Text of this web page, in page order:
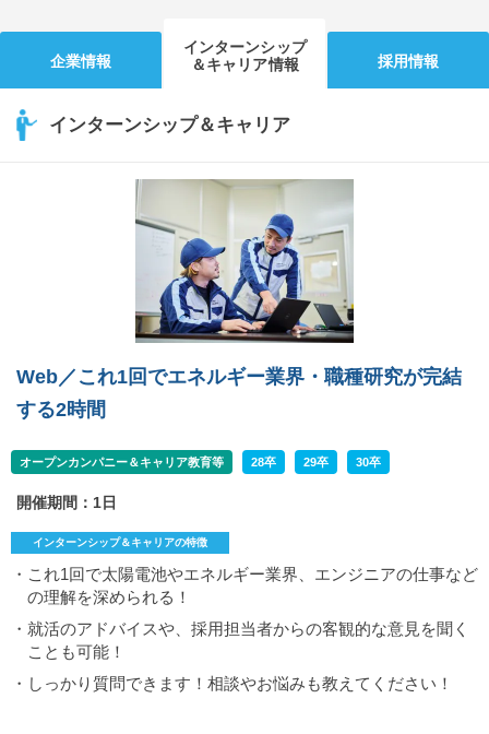
企業情報
インターンシップ
＆キャリア情報
採用情報
インターンシップ＆キャリア
Web／これ1回でエネルギー業界・職種研究が完結
する2時間
オープンカンパニー＆キャリア教育等 28卒 29卒 30卒
開催期間：1日
インターンシップ＆キャリアの特徴
・これ1回で太陽電池やエネルギー業界、エンジニアの仕事など
の理解を深められる！
・就活のアドバイスや、採用担当者からの客観的な意見を聞く
ことも可能！
・しっかり質問できます！相談やお悩みも教えてください！